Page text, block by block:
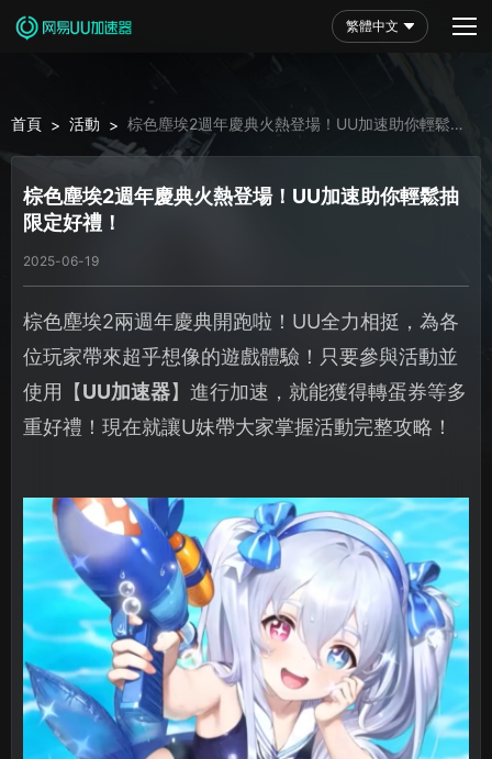
繁體中文
首頁 > 活動 > 棕色塵埃2週年慶典火熱登場！UU加速助你輕鬆抽
限定好禮！
棕色塵埃2週年慶典火熱登場！UU加速助你輕鬆抽
限定好禮！
2025-06-19
棕色塵埃2兩週年慶典開跑啦！UU全力相挺，為各
位玩家帶來超乎想像的遊戲體驗！只要參與活動並
使用【UU加速器】進行加速，就能獲得轉蛋券等多
重好禮！現在就讓U妹帶大家掌握活動完整攻略！